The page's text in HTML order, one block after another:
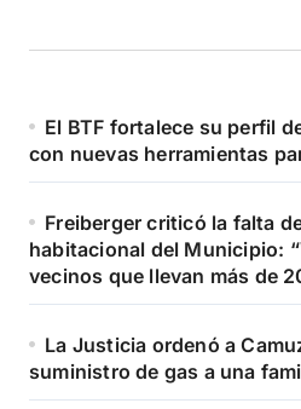
El BTF fortalece su perfil
con nuevas herramientas
Freiberger criticó la falta
habitacional del Municipio:
vecinos que llevan más de
La Justicia ordenó a
suministro de gas a una